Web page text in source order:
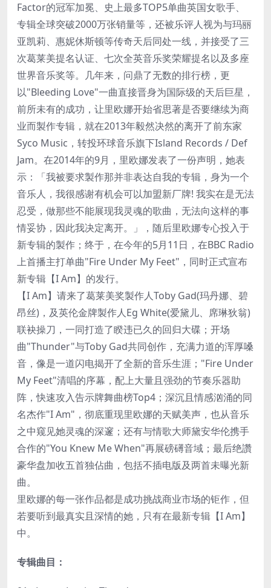
Factor的冠军加冕、史上最多TOP5单曲英国女歌手、
专辑全球突破2000万张销量等，还被乐评人视为与玛丽
亚凯莉、惠妮休斯顿等传奇天后同处一线，并接受了三
次葛莱美提名认证、七次全英音乐奖荣耀提名以及多座
世界音乐奖等。几年来，问鼎了无数的排行榜，更
以"Bleeding Love"一曲直接晋身为国际级的天后巨星，
前所未有的成功，让里欧娜开始省思著是否要继续为商
业而製作专辑，就在2013年毅然决然的离开了前东家
Syco Music，转投环球音乐旗下Island Records / Def
Jam。在2014年的9月，里欧娜发表了一份声明，她表
示：「我被要求製作那并非表达自我的专辑，身为一个
音乐人，我很感谢有机会可以加盟新厂牌! 我实在是无法
忍受，做那些不能展现我灵魂的歌曲，无法向这样的事
情妥协，因此我决定离开。」，随后里欧娜专心投入于
新专辑的製作；终于，在今年的5月11日，在BBC Radio
上首播主打单曲"Fire Under My Feet"，同时正式宣布
新专辑【I Am】的发行。
【I Am】请来了葛莱美奖製作人Toby Gad(玛丹娜、碧
昂丝)，及英伦金牌製作人Eg White(爱黛儿、席琳狄翁)
联袂操刀，一同打造了睽违已久的回归大碟；开场
曲"Thunder"与Toby Gad共同创作，充满力道的浑厚嗓
音，像是一道闪电揭开了全新的音乐生涯；"Fire Under
My Feet"清唱的序幕，配上大量且强劲的节奏乐器助
阵，快速攻入告示牌舞曲榜Top4；深沉且情感汹涌的同
名杰作"I Am"，彻底重现里欧娜的天赋美声，也从音乐
之中窥见她灵魂的深邃；还有与情歌大师黛安华伦携手
合作的"You Knew Me When"再展磅礡音域；最后绝讚
豪华盘加收五首独佔曲，包括不插电版及两首未曝光新
曲。
里欧娜的每一张作品都是成功挑战商业市场的钜作，但
若要听到最真实且深情的她，只有在最新专辑【I Am】
中。
专辑曲目：